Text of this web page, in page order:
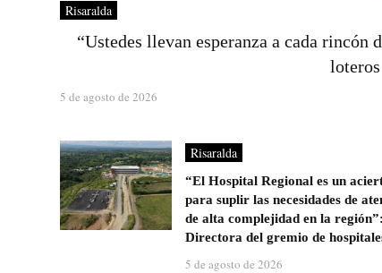
Risaralda
“Ustedes llevan esperanza a cada
5 de agosto de 2026
Risaralda
“El Hospital Regional es un
para suplir las necesidades de
de alta complejidad en la región”:
Directora del gremio de
5 de agosto de 2026